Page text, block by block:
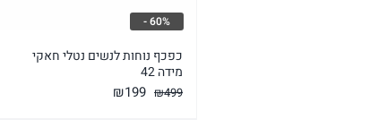
כפכף נוחות לנשים נטלי חאקי
מידה 42
₪499
המחיר
₪199 המחיר
60% -